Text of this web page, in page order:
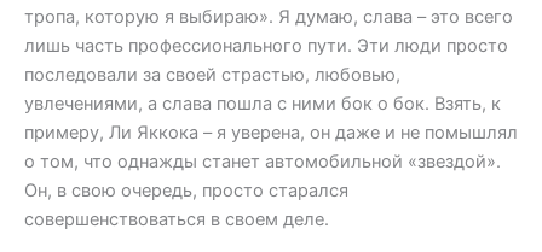
тропа, которую я выбираю». Я думаю, слава – это всего
лишь часть профессионального пути. Эти люди просто
последовали за своей страстью, любовью,
увлечениями, а слава пошла с ними бок о бок. Взять, к
примеру, Ли Яккока – я уверена, он даже и не помышлял
о том, что однажды станет автомобильной «звездой».
Он, в свою очередь, просто старался
совершенствоваться в своем деле.